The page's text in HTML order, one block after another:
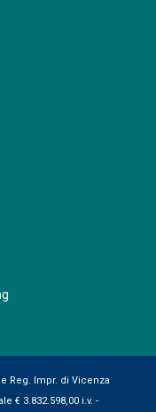
e Reg. Impr. di Vicenza
€ 3.832.598,00 i.v. -